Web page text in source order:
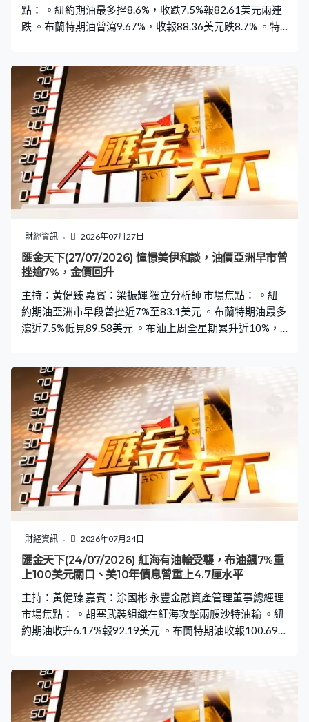
點： 。紐約期油最多挫8.6%，收跌7.5%報82.61美元兩連
跌 。布蘭特期油曾瀉9.67%，收報88.36美元跌8.7% 。特
美元水平 。美10年期債息一度跌3基點、跌穿4.65厘 。美
兩年期債息降1基點至4.32厘水平
財經資訊 2026年07月27日
匯金天下(27/07/2026) 憧憬美伊和談，油價亞洲早市曾
挫逾7%，金價回升
主持：黃健臻 嘉賓：梁振輝 獨立分析師 市場焦點： 。紐
約期油亞洲市早段曾挫近7%至83.1美元 。布蘭特期油最多
瀉近7.5%低見89.58美元 。布油上周全星期累升近10%，
逼近60美元 。銀價上周累升4%，結束兩連跌
財經資訊 2026年07月24日
匯金天下(24/07/2026) 紅海有油輪受襲，布油飊7%重
上100美元關口、美10年債息曾重上4.7厘水平
主持：黃健臻 嘉賓：涂國彬 永豐金融資產管理董事總經理
市場焦點： 。胡塞武裝組織在紅海攻擊兩艘沙特油輪 。紐
約期油收升6.17%報92.19美元 。布蘭特期油收報100.69
平 。美兩年期債息更升過6.4個基點至4.36厘，自2025年
初以來高位 。歐央行如期維持利率不變，待更多數據判斷
中東戰局對通脹構成的壓力